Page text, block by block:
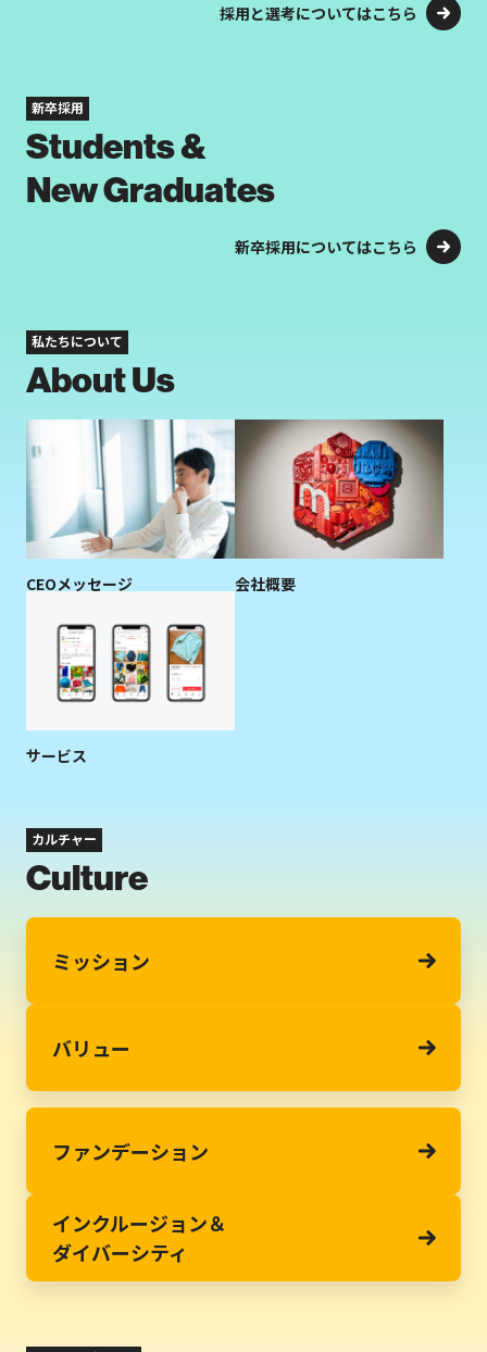
採用と選考についてはこちら
新卒採用
Students &
New Graduates
新卒採用についてはこちら
私たちについて
About Us
CEOメッセージ 会社概要
サービス
カルチャー
Culture
ミッション
バリュー
ファンデーション
インクルージョン＆
ダイバーシティ